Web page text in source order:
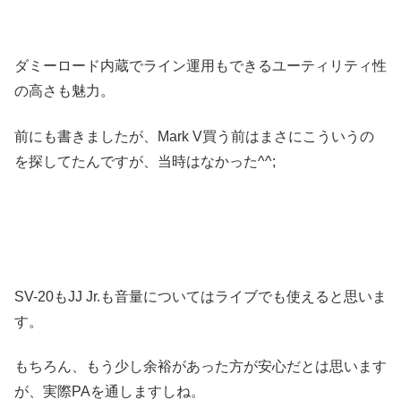
ダミーロード内蔵でライン運用もできるユーティリティ性
の高さも魅力。
前にも書きましたが、Mark V買う前はまさにこういうの
を探してたんですが、当時はなかった^^;
SV-20もJJ Jr.も音量についてはライブでも使えると思いま
す。
もちろん、もう少し余裕があった方が安心だとは思います
が、実際PAを通しますしね。